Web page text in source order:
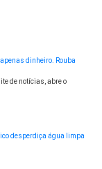
dinheiro. Rouba
de notícias, abre o
desperdiça água limpa